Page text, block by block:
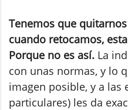
Tenemos que
cuando retocamos,
Porque no es así. La
con unas normas, y lo
imagen posible, y a las
particulares) les da